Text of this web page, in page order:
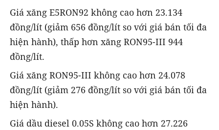
Giá xăng E5RON92 không cao hơn 23.134
đồng/lít (giảm 656 đồng/lít so với giá bán tối đa
hiện hành), thấp hơn xăng RON95-III 944
đồng/lít.
Giá xăng RON95-III không cao hơn 24.078
đồng/lít (giảm 276 đồng/lít so với giá bán tối đa
hiện hành).
Giá dầu diesel 0.05S không cao hơn 27.226